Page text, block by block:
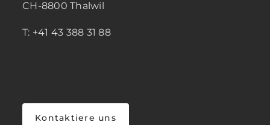
CH-8800 Thalwil
T: +41 43 388 31 88
Kontaktiere uns